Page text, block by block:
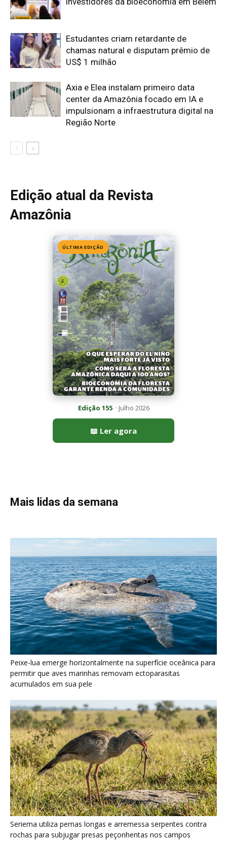
Edição atual da Revista
Amazônia
Edição 155· Julho 2026
📖 Ler agora
Mais lidas da semana
Peixe-lua emerge horizontalmente na superfície oceânica para
permitir que aves marinhas removam ectoparasitas
Seriema utiliza pernas longas e arremessa serpentes contra
rochas para subjugar presas peçonhentas nos campos
Poraquê sincroniza descargas elétricas em grupo para
amplificar campo elétrico e atordoar cardumes de peixes
maiores na Amazônia